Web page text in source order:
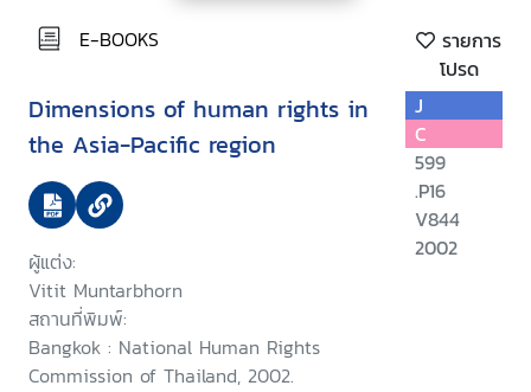
E-BOOKS
รายการ
โปรด
Dimensions of human rights in
the Asia-Pacific region
ผู้แต่ง:
Vitit Muntarbhorn
สถานที่พิมพ์:
Bangkok : National Human Rights
Commission of Thailand, 2002.
J
C
599
.P16
V844
2002